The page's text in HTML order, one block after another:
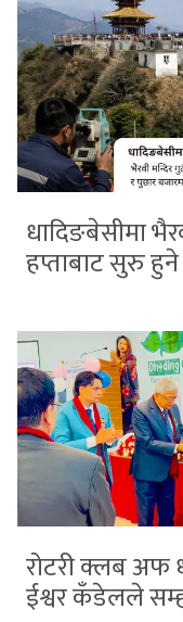
धादिङबेसीमा
हप्ताबाट सुरु हुने
रोटरी क्लब अफ
ईश्वर कँडेलले